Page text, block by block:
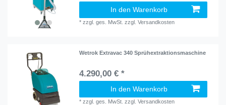
In den Warenkorb
*zzgl. ges. MwSt. zzgl.Versandkosten
Wetrok Extravac 340 Sprühextraktionsmaschine
4.290,00 € *
In den Warenkorb
*zzgl. ges. MwSt. zzgl.Versandkosten